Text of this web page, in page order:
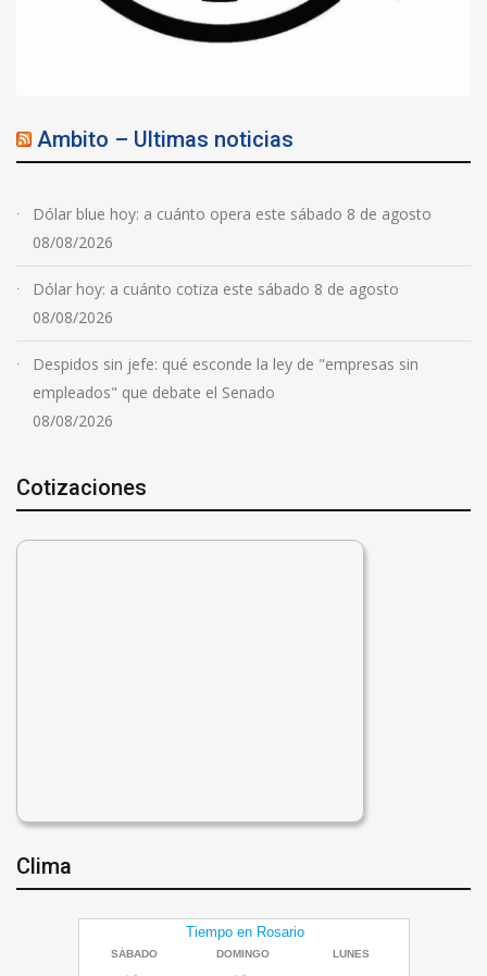
Ambito – Ultimas noticias
Dólar blue hoy: a cuánto opera este sábado 8 de agosto
08/08/2026
Dólar hoy: a cuánto cotiza este sábado 8 de agosto
08/08/2026
Despidos sin jefe: qué esconde la ley de "empresas sin
empleados" que debate el Senado
08/08/2026
Cotizaciones
Clima